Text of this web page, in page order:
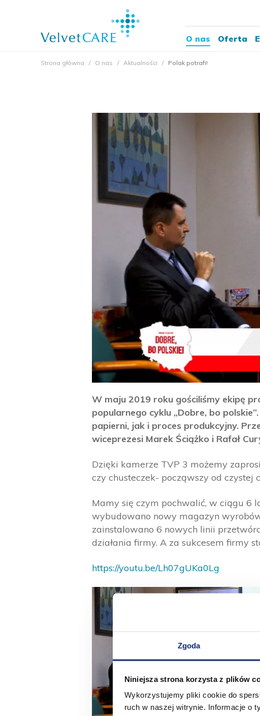
Zgoda
Niniejsza strona korzysta z plików
Wykorzystujemy pliki cookie do
ruch w naszej witrynie. Informacje o
O nas Oferta
Strona główna O nas Aktualności Polak potrafi!
W maju 2019 roku gościliśmy ekipę
popularnego cyklu „Dobre, bo
papierni, jak i proces produkcyjny.
wiceprezesi Marek Ściążko i Rafał
Dzięki kamerze TVP 3 możemy
czy chusteczek- począwszy od
Mamy się czym pochwalić, w ciągu 6
wybudowano nowy magazyn
zainstalowano 6 nowych linii
działania firmy. A za sukcesem firmy
https://youtu.be/Lh07gUKa0Lg